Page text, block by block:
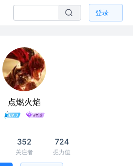
登录
点燃火焰
352
关注者
724
掘力值